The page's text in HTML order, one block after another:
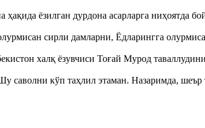
ҳақида ёзилган дурдона асарларга
сирли дамларни, Ёдларингга
халқ ёзувчиси Тоғай Мурод
саволни кўп таҳлил этаман. Назаримда,